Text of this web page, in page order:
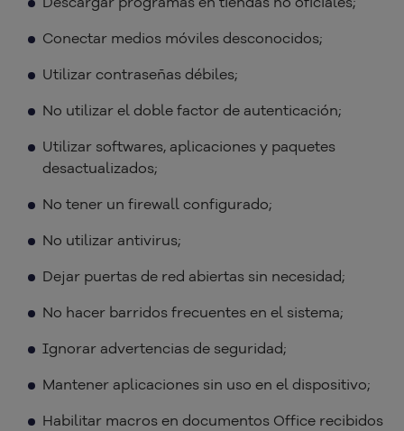
Conectar medios móviles desconocidos;
Utilizar contraseñas débiles;
No utilizar el doble factor de autenticación;
Utilizar softwares, aplicaciones y paquetes
desactualizados;
No tener un firewall configurado;
No utilizar antivirus;
Dejar puertas de red abiertas sin necesidad;
No hacer barridos frecuentes en el sistema;
Ignorar advertencias de seguridad;
Mantener aplicaciones sin uso en el dispositivo;
Habilitar macros en documentos Office recibidos